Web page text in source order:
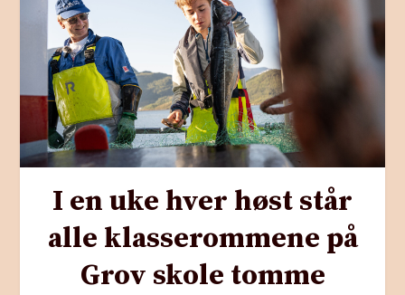
I en uke hver høst står
alle klasserommene på
Grov skole tomme